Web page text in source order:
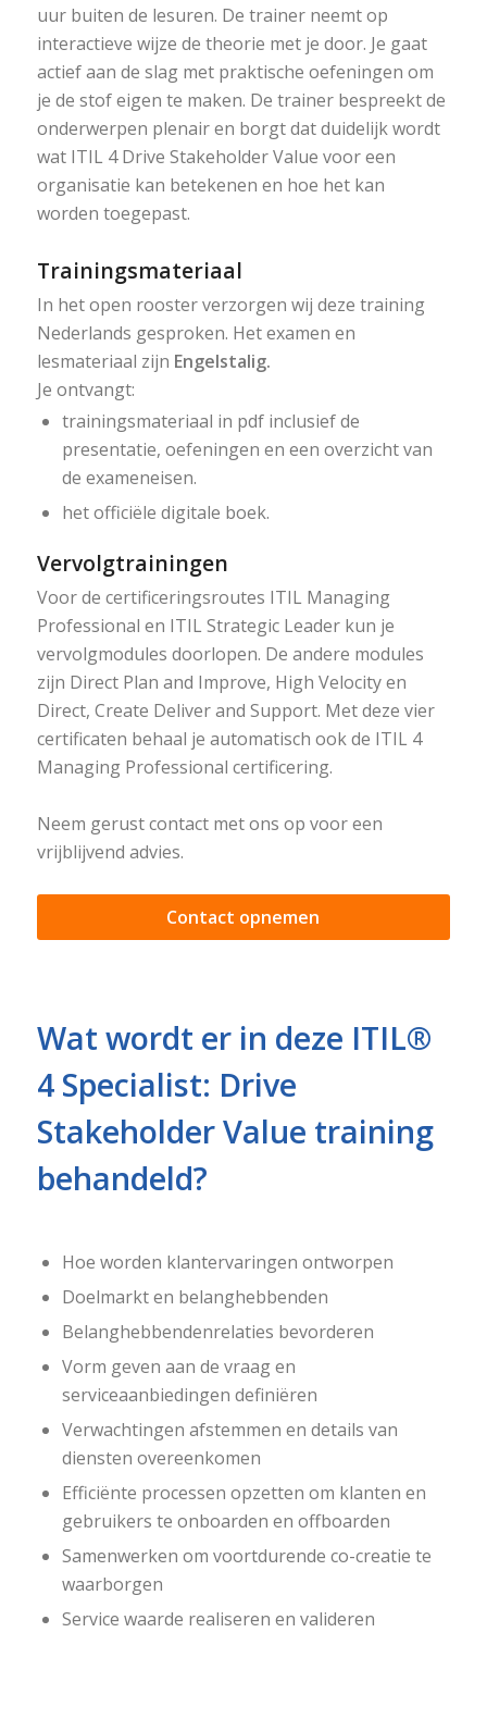
uur buiten de lesuren. De trainer neemt op
interactieve wijze de theorie met je door. Je gaat
actief aan de slag met praktische oefeningen om
je de stof eigen te maken. De trainer bespreekt de
onderwerpen plenair en borgt dat duidelijk wordt
wat ITIL 4 Drive Stakeholder Value voor een
organisatie kan betekenen en hoe het kan
worden toegepast.
Trainingsmateriaal
In het open rooster verzorgen wij deze training
Nederlands gesproken. Het examen en
lesmateriaal zijn Engelstalig.
Je ontvangt:
trainingsmateriaal in pdf inclusief de
presentatie, oefeningen en een overzicht van
de exameneisen.
het officiële digitale boek.
Vervolgtrainingen
Voor de certificeringsroutes ITIL Managing
Professional en ITIL Strategic Leader kun je
vervolgmodules doorlopen. De andere modules
zijn Direct Plan and Improve, High Velocity en
Direct, Create Deliver and Support. Met deze vier
certificaten behaal je automatisch ook de ITIL 4
Managing Professional certificering.
Neem gerust contact met ons op voor een
vrijblijvend advies.
Contact opnemen
Wat wordt er in deze ITIL®
4 Specialist: Drive
Stakeholder Value training
behandeld?
Hoe worden klantervaringen ontworpen
Doelmarkt en belanghebbenden
Belanghebbendenrelaties bevorderen
Vorm geven aan de vraag en
serviceaanbiedingen definiëren
Verwachtingen afstemmen en details van
diensten overeenkomen
Efficiënte processen opzetten om klanten en
gebruikers te onboarden en offboarden
Samenwerken om voortdurende co-creatie te
waarborgen
Service waarde realiseren en valideren